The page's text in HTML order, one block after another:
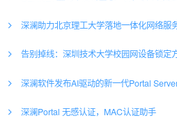
深澜助力北京理工大学落地一体化网络服
告别掉线：深圳技术大学校园网设备锁定
深澜软件发布AI驱动的新一代Portal
深澜Portal 无感认证，MAC认证助手